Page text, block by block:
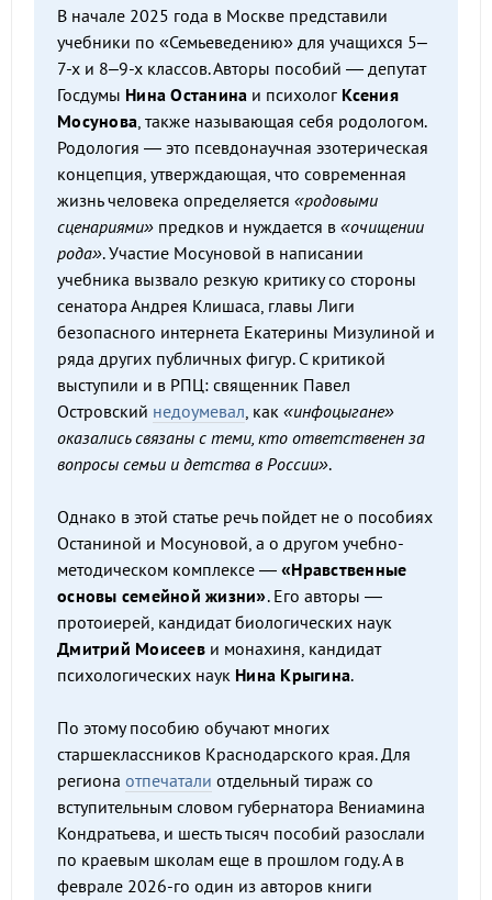
В начале 2025 года в Москве представили
учебники по «Семьеведению» для учащихся 5–
7-х и 8–9-х классов. Авторы пособий — депутат
Госдумы Нина Останина и психолог Ксения
Мосунова, также называющая себя родологом.
Родология — это псевдонаучная эзотерическая
концепция, утверждающая, что современная
жизнь человека определяется «родовыми
сценариями» предков и нуждается в «очищении
рода». Участие Мосуновой в написании
учебника вызвало резкую критику со стороны
сенатора Андрея Клишаса, главы Лиги
безопасного интернета Екатерины Мизулиной и
ряда других публичных фигур. С критикой
выступили и в РПЦ: священник Павел
Островский недоумевал, как «инфоцыгане»
оказались связаны с теми, кто ответственен за
вопросы семьи и детства в России».
Однако в этой статье речь пойдет не о пособиях
Останиной и Мосуновой, а о другом учебно-
методическом комплексе — «Нравственные
основы семейной жизни». Его авторы —
протоиерей, кандидат биологических наук
Дмитрий Моисееви монахиня, кандидат
психологических наук Нина Крыгина.
По этому пособию обучают многих
старшеклассников Краснодарского края. Для
региона отпечатали отдельный тираж со
вступительным словом губернатора Вениамина
Кондратьева, и шесть тысяч пособий разослали
по краевым школам еще в прошлом году. А в
феврале 2026-го один из авторов книги